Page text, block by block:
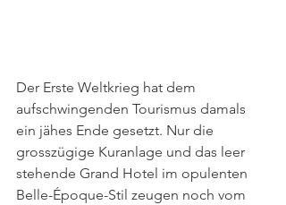
Der Erste Weltkrieg hat dem
aufschwingenden Tourismus damals
ein jähes Ende gesetzt. Nur die
grosszügige Kuranlage und das leer
stehende Grand Hotel im opulenten
Belle-Époque-Stil zeugen noch vom